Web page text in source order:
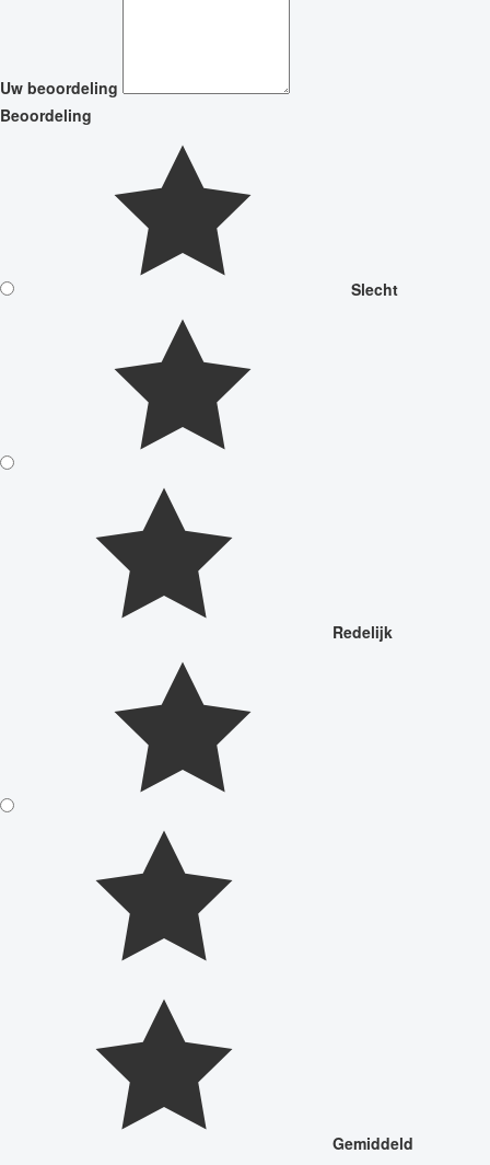
Uw beoordeling
Beoordeling
Slecht
Redelijk
Gemiddeld